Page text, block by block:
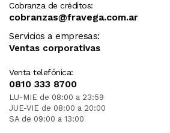
Cobranza de créditos:
cobranzas@fravega.com.ar
Servicios a empresas:
Ventas corporativas
Venta telefónica:
0810 333 8700
LU-MIE de 08:00 a 23:59
JUE-VIE de 08:00 a 20:00
SA de 09:00 a 13:00